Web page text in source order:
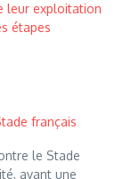
leur exploitation
étapes
français
le Stade
avant une